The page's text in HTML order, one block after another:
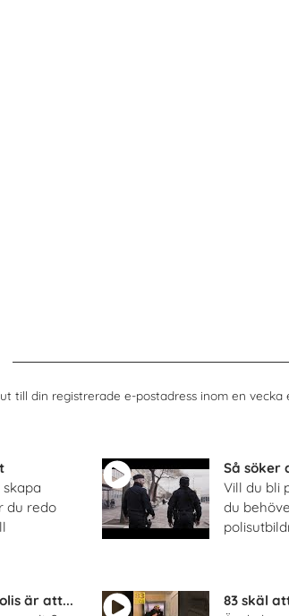
till din registrerade e-postadress inom en vecka
du redo
Så söker
Vill du bli
du
är att...
83 skäl